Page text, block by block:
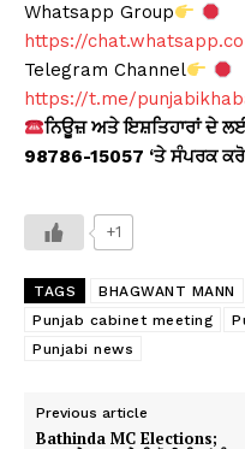
Whatsapp Group
https://
Telegram Channel
https://t.me/
ਨਿਊਜ਼ ਅਤੇ ਇਸ਼ਤਿਹਾਰਾਂ ਦੇ
98786-15057 ‘ਤੇ ਸੰਪਰਕ
+1
TAGS BHAGWANT MANN
Punjab cabinet meeting
Punjabi news
Previous article
Bathinda MC Elections;